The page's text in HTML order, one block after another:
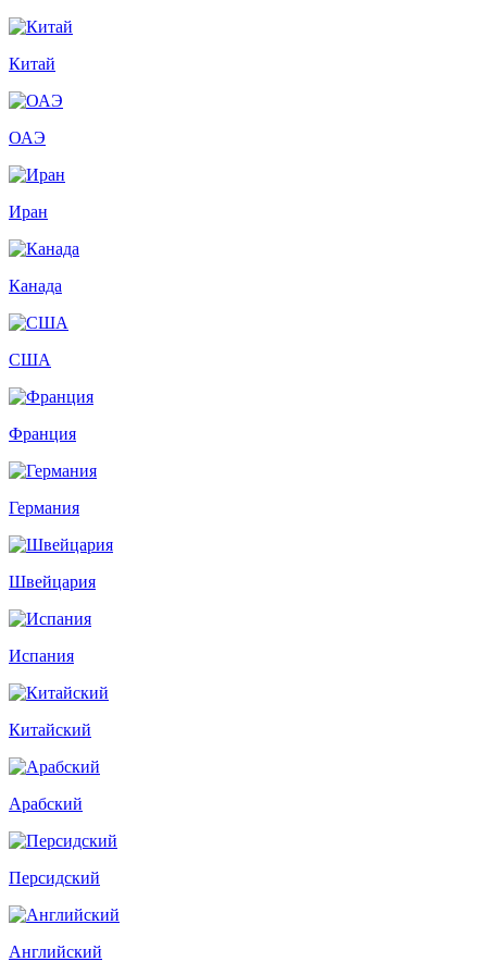
Китай
ОАЭ
Иран
Канада
США
Франция
Германия
Швейцария
Испания
Китайский
Арабский
Персидский
Английский